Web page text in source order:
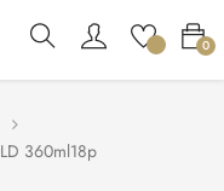
0
360ml18p